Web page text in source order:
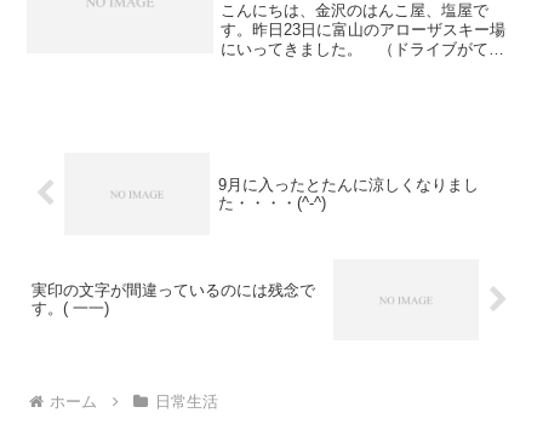
こんにちは、金沢のはんこ屋、塩屋で
す。昨日23日に富山のアローザスキー場
にいってきました。 （ドライブがてら
9月に入ったとたんに涼しくなりまし
た・・・・(^-^)
実印の文字が間違っているのには残念で
す。( 一一)
ホーム 日常生活